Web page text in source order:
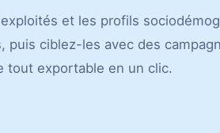
et les profils
puis ciblez-les avec des
tout exportable en un clic.